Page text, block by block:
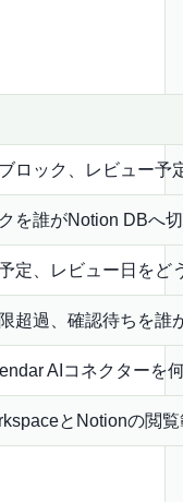
ロック、レビュー予
を誰がNotion DBへ
定、レビュー日をど
超過、確認待ちを誰
AIコネクターを
とNotionの閲